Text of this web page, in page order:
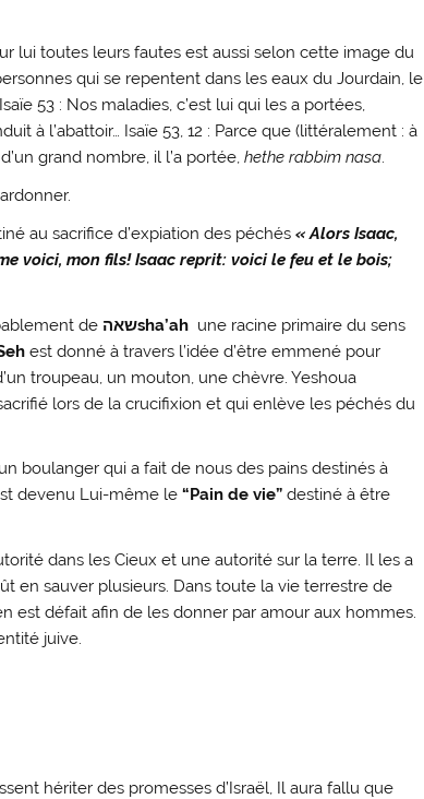
lui toutes leurs fautes est aussi selon cette image du
qui se repentent dans les eaux du Jourdain, le
53 : Nos maladies, c’est lui qui les a portées,
à l’abattoir… Isaïe 53, 12 : Parce que (littéralement : à
grand nombre, il l’a portée,hethe rabbim nasa
au sacrifice d’expiation des péchés« Alors Isaac,
voici, mon fils! Isaac reprit: voici le feu et le bois;
de שאהsha’ah une racine primaire du sens
est donné à travers l’idée d’être emmené pour
troupeau, un mouton, une chèvre. Yeshoua
lors de la crucifixion et qui enlève les péchés du
boulanger qui a fait de nous des pains destinés à
devenu Lui-même le“Pain de vie” destiné à être
dans les Cieux et une autorité sur la terre. Il les a
en sauver plusieurs. Dans toute la vie terrestre de
est défait afin de les donner par amour aux hommes.
juive.
hériter des promesses d’Israël, Il aura fallu que